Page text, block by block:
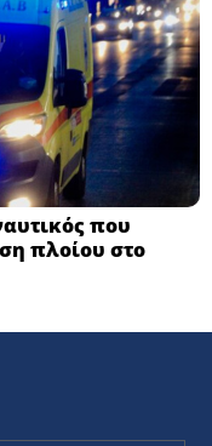
που
πλοίου στο